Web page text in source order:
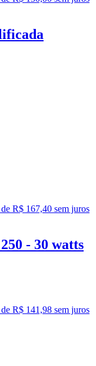
R$ 167,40 sem juros
- 30 watts
R$ 141,98 sem juros